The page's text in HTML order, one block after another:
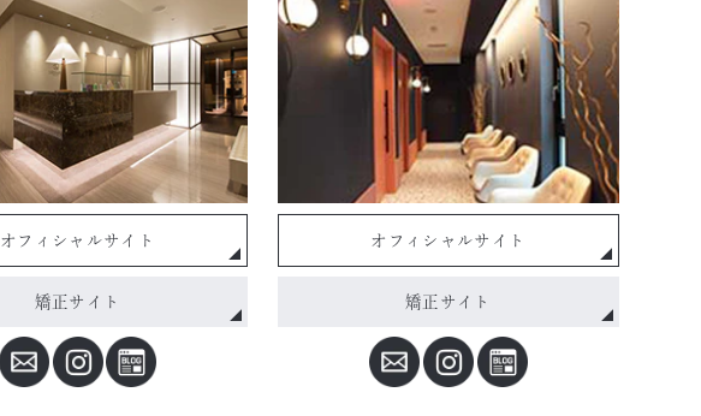
オフィシャルサイト
矯正サイト
オフィシャルサイト
矯正サイト